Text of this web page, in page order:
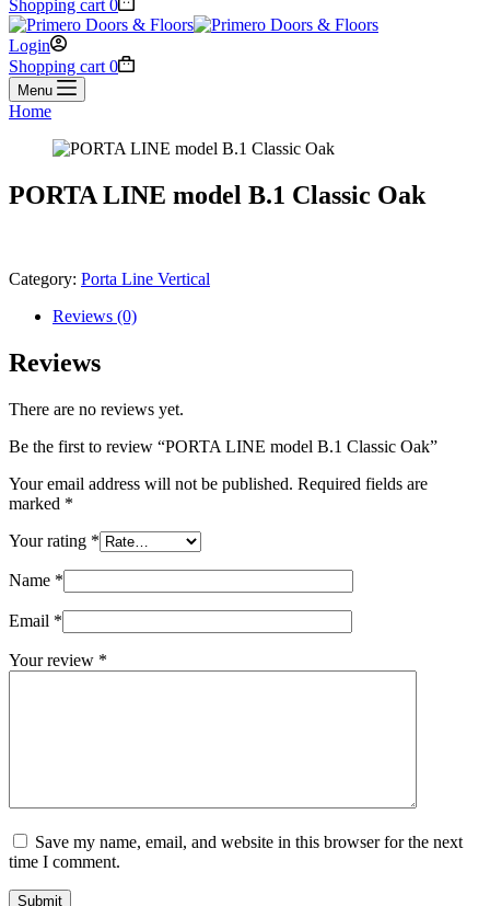
Shopping cart 0
Login
Shopping cart 0
Menu
Home
PORTA LINE model B.1 Classic Oak
Category: Porta Line Vertical
Reviews (0)
Reviews
There are no reviews yet.
Be the first to review “PORTA LINE model B.1 Classic Oak”
Your email address will not be published. Required fields are
marked *
Your rating *
Name *
Email *
Your review *
Save my name, email, and website in this browser for the next
time I comment.
Submit